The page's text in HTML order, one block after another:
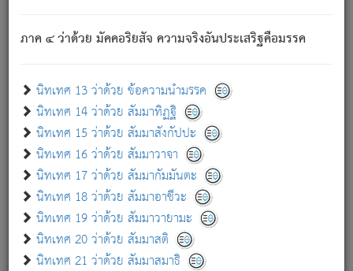
ภาค ๔ ว่าด้วย มัคคอริยสัจ ความจริงอันประเสริฐคือมรรค
นิทเทศ 13 ว่าด้วย ข้อความนำมรรค
นิทเทศ 14 ว่าด้วย สัมมาทิฏฐิ
นิทเทศ 15 ว่าด้วย สัมมาสังกัปปะ
นิทเทศ 16 ว่าด้วย สัมมาวาจา
นิทเทศ 17 ว่าด้วย สัมมากัมมันตะ
นิทเทศ 18 ว่าด้วย สัมมาอาชีวะ
นิทเทศ 19 ว่าด้วย สัมมาวายามะ
นิทเทศ 20 ว่าด้วย สัมมาสติ
นิทเทศ 21 ว่าด้วย สัมมาสมาธิ
เกี่ยวกับธรรมโฆษณ์ออนไลน์ (Disclaimer)
แม้ระบบ "ธรรมโฆษณ์ออนไลน์" พยายามปรับปรุงข้อมูลให้ถูกต้องมากที่สุด
ผู้ศึกษาก็พึงตรวจสอบกับตัวเล่มหนังสือต้นฉบับ ที่มีการพิมพ์ครั้งล่าสุด
ก่อนนำข้อมูลไปใช้ในการอ้างอิง"
เกี่ยวกับอัตถจารี|เกี่ยวกับการพัฒนา|แจ้งข้อผิดพลาด / แนะนำ
หนังสือที่เกี่ยวข้อง